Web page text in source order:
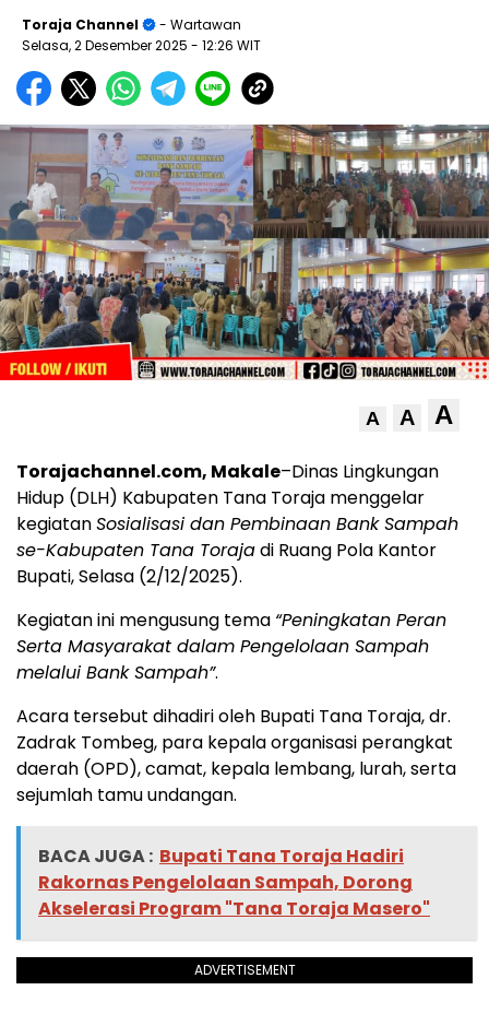
Toraja Channel
- Wartawan
Selasa, 2 Desember 2025 - 12:26 WIT
A A A
Torajachannel.com, Makale–Dinas Lingkungan
Hidup (DLH) Kabupaten Tana Toraja menggelar
kegiatanSosialisasi dan Pembinaan Bank Sampah
se-Kabupaten Tana Torajadi Ruang Pola Kantor
Bupati, Selasa (2/12/2025).
Kegiatan ini mengusung tema “Peningkatan Peran
Serta Masyarakat dalam Pengelolaan Sampah
melalui Bank Sampah”.
Acara tersebut dihadiri oleh Bupati Tana Toraja, dr.
Zadrak Tombeg, para kepala organisasi perangkat
daerah (OPD), camat, kepala lembang, lurah, serta
sejumlah tamu undangan.
BACA JUGA : Bupati Tana Toraja Hadiri
Rakornas Pengelolaan Sampah, Dorong
Akselerasi Program "Tana Toraja Masero"
ADVERTISEMENT